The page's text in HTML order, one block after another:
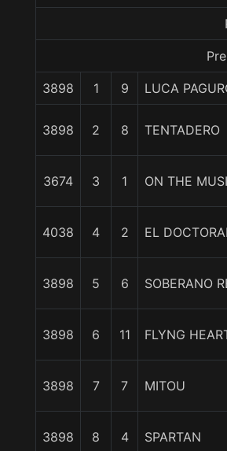
3898 1 9 LUCA
3898 2 8 TENTADERO
3674 3 1 ON THE
4038 4 2 EL
3898 5 6 SOBERANO
3898 6 11 FLYNG
3898 7 7 MITOU
3898 8 4 SPARTAN